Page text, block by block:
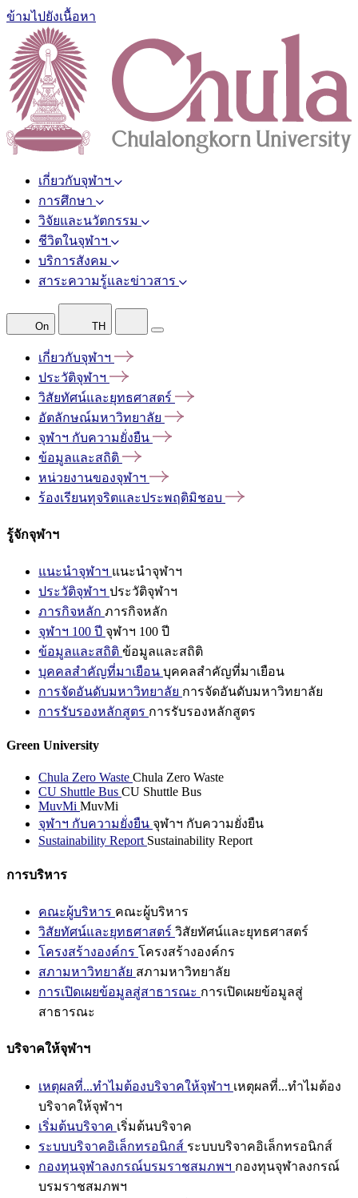
ข้ามไปยังเนื้อหา
เกี่ยวกับจุฬาฯ
การศึกษา
วิจัยและนวัตกรรม
ชีวิตในจุฬาฯ
บริการสังคม
สาระความรู้และข่าวสาร
On TH
เกี่ยวกับจุฬาฯ
ประวัติจุฬาฯ
วิสัยทัศน์และยุทธศาสตร์
อัตลักษณ์มหาวิทยาลัย
จุฬาฯ กับความยั่งยืน
ข้อมูลและสถิติ
หน่วยงานของจุฬาฯ
ร้องเรียนทุจริตและประพฤติมิชอบ
รู้จักจุฬาฯ
แนะนำจุฬาฯ แนะนำจุฬาฯ
ประวัติจุฬาฯ ประวัติจุฬาฯ
ภารกิจหลัก ภารกิจหลัก
จุฬาฯ 100 ปี จุฬาฯ 100 ปี
ข้อมูลและสถิติ ข้อมูลและสถิติ
บุคคลสำคัญที่มาเยือน บุคคลสำคัญที่มาเยือน
การจัดอันดับมหาวิทยาลัย การจัดอันดับมหาวิทยาลัย
การรับรองหลักสูตร การรับรองหลักสูตร
Green University
Chula Zero Waste Chula Zero Waste
CU Shuttle Bus CU Shuttle Bus
MuvMi MuvMi
จุฬาฯ กับความยั่งยืน จุฬาฯ กับความยั่งยืน
Sustainability Report Sustainability Report
การบริหาร
คณะผู้บริหาร คณะผู้บริหาร
วิสัยทัศน์และยุทธศาสตร์ วิสัยทัศน์และยุทธศาสตร์
โครงสร้างองค์กร โครงสร้างองค์กร
สภามหาวิทยาลัย สภามหาวิทยาลัย
การเปิดเผยข้อมูลสู่สาธารณะ การเปิดเผยข้อมูลสู่
สาธารณะ
บริจาคให้จุฬาฯ
เหตุผลที่...ทำไมต้องบริจาคให้จุฬาฯ เหตุผลที่...ทำไมต้อง
บริจาคให้จุฬาฯ
เริ่มต้นบริจาค เริ่มต้นบริจาค
ระบบบริจาคอิเล็กทรอนิกส์ ระบบบริจาคอิเล็กทรอนิกส์
กองทุนจุฬาลงกรณ์บรมราชสมภพฯ กองทุนจุฬาลงกรณ์
บรมราชสมภพฯ